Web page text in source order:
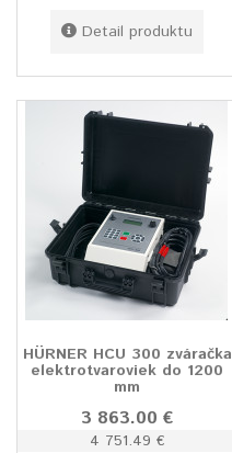
Detail produktu
HÜRNER HCU 300 zváračka
elektrotvaroviek do 1200
mm
3 863.00 €
4 751.49 €